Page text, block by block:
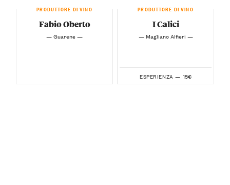
PRODUTTORE DI VINO
Fabio Oberto
— Guarene —
PRODUTTORE DI VINO
I Calici
— Magliano Alfieri —
ESPERIENZA — 15€